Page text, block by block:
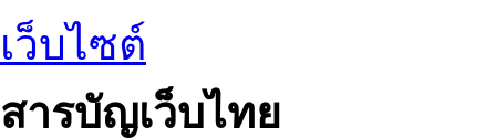
เว็บไซต์
สารบัญเว็บไทย